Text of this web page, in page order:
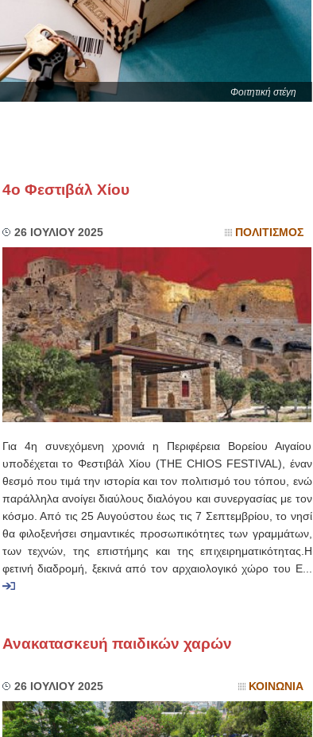
Φοιτητική στέγη
4ο Φεστιβάλ Χίου
26 ΙΟΥΛΙΟΥ 2025 ΠΟΛΙΤΙΣΜΟΣ
Για 4η συνεχόμενη χρονιά η Περιφέρεια Βορείου Αιγαίου
υποδέχεται το Φεστιβάλ Χίου (THE CHIOS FESTIVAL), έναν
θεσμό που τιμά την ιστορία και τον πολιτισμό του τόπου, ενώ
παράλληλα ανοίγει διαύλους διαλόγου και συνεργασίας με τον
κόσμο. Από τις 25 Αυγούστου έως τις 7 Σεπτεμβρίου, το νησί
θα φιλοξενήσει σημαντικές προσωπικότητες των γραμμάτων,
των τεχνών, της επιστήμης και της επιχειρηματικότητας.Η
φετινή διαδρομή, ξεκινά από τον αρχαιολογικό χώρο του Ε...
Ανακατασκευή παιδικών χαρών
26 ΙΟΥΛΙΟΥ 2025 ΚΟΙΝΩΝΙΑ